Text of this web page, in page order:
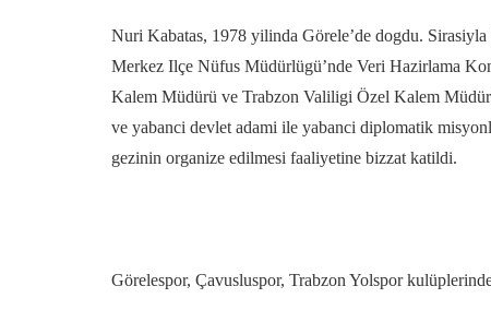
Nuri Kabatas, 1978 yilinda Görele’de dogdu.
Merkez Ilçe Nüfus Müdürlügü’nde Veri Hazirlama
Kalem Müdürü ve Trabzon Valiligi Özel Kalem
ve yabanci devlet adami ile yabanci diplomatik
gezinin organize edilmesi faaliyetine bizzat katildi.
Görelespor, Çavusluspor, Trabzon Yolspor